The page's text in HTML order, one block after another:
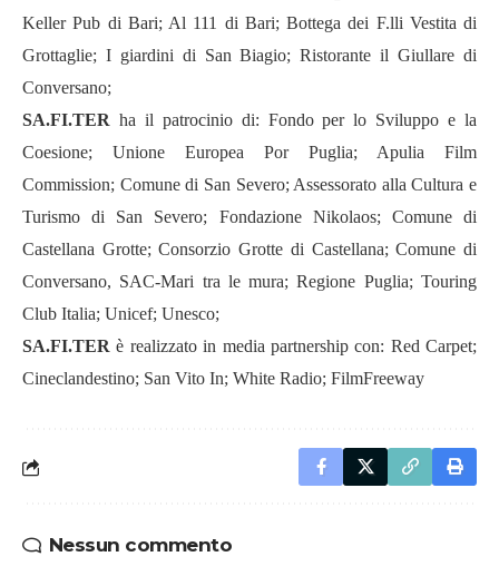
Keller Pub di Bari; Al 111 di Bari; Bottega dei F.lli Vestita di
Grottaglie; I giardini di San Biagio; Ristorante il Giullare di
Conversano;
SA.FI.TER ha il patrocinio di: Fondo per lo Sviluppo e la
Coesione; Unione Europea Por Puglia; Apulia Film
Commission; Comune di San Severo; Assessorato alla Cultura e
Turismo di San Severo; Fondazione Nikolaos; Comune di
Castellana Grotte; Consorzio Grotte di Castellana; Comune di
Conversano, SAC-Mari tra le mura; Regione Puglia; Touring
Club Italia; Unicef; Unesco;
SA.FI.TERè realizzato in media partnership con: Red Carpet;
Cineclandestino; San Vito In; White Radio; FilmFreeway
Nessun commento